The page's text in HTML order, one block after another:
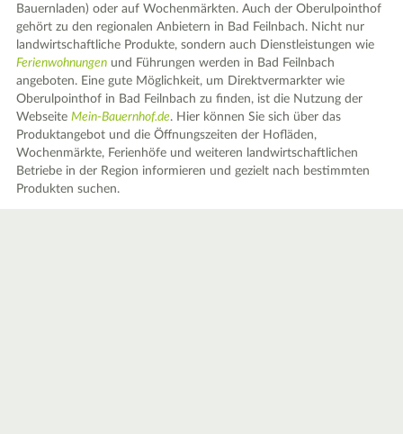
Bauernladen) oder auf Wochenmärkten. Auch der Oberulpointhof
gehört zu den regionalen Anbietern in Bad Feilnbach. Nicht nur
landwirtschaftliche Produkte, sondern auch Dienstleistungen wie
Ferienwohnungen und Führungen werden in Bad Feilnbach
angeboten. Eine gute Möglichkeit, um Direktvermarkter wie
Oberulpointhof in Bad Feilnbach zu finden, ist die Nutzung der
WebseiteMein-Bauernhof.de. Hier können Sie sich über das
Produktangebot und die Öffnungszeiten der Hofläden,
Wochenmärkte, Ferienhöfe und weiteren landwirtschaftlichen
Betriebe in der Region informieren und gezielt nach bestimmten
Produkten suchen.